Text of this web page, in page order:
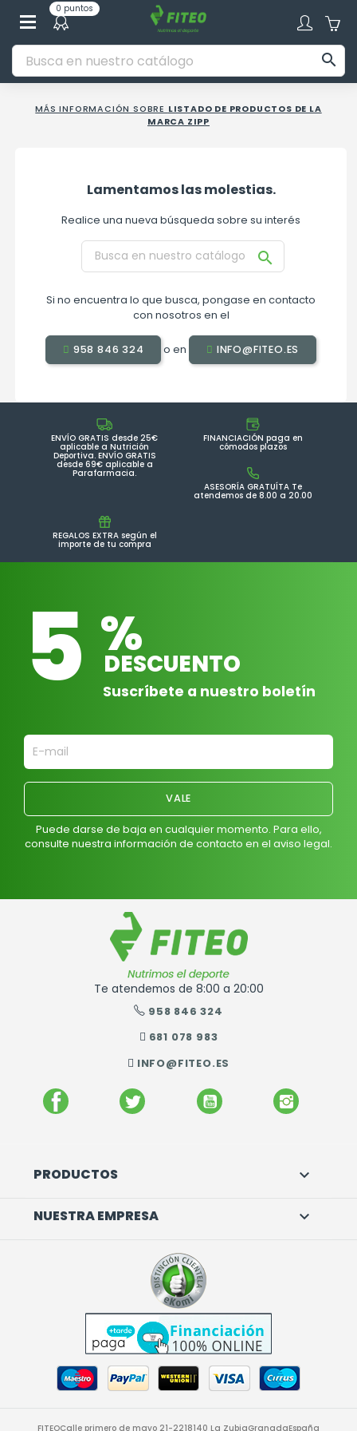
0 puntos

MÁS INFORMACIÓN SOBRE LISTADO DE PRODUCTOS DE LA
MARCA ZIPP
Lamentamos las molestias.
Realice una nueva búsqueda sobre su interés

Si no encuentra lo que busca, pongase en contacto
con nosotros en el
958 846 324 o en INFO@FITEO.ES
ENVÍO GRATIS desde 25€
aplicable a Nutrición
Deportiva. ENVÍO GRATIS
desde 69€ aplicable a
Parafarmacia.
FINANCIACIÓN paga en
cómodos plazos
ASESORÍA GRATUÍTA Te
atendemos de 8.00 a 20.00
REGALOS EXTRA según el
importe de tu compra
5 %
DESCUENTO
Suscríbete a nuestro boletín
Puede darse de baja en cualquier momento. Para ello,
consulte nuestra información de contacto en el aviso legal.
Te atendemos de 8:00 a 20:00
958 846 324
681 078 983
INFO@FITEO.ES
FACEBOOK TWITTER YOUTUBE
PRODUCTOS 
NUESTRA EMPRESA 
FITEOCalle primero de mayo 21-2218140 La ZubiaGranadaEspaña